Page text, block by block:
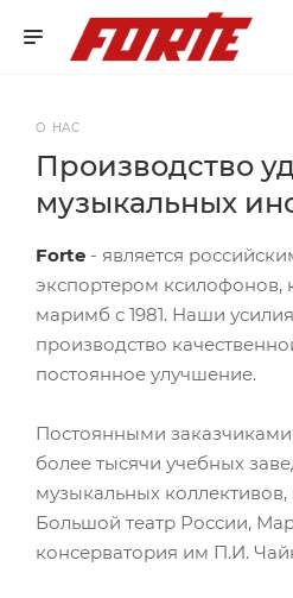
О НАС
Производство
музыкальных
Forte - является
экспортером ксилофонов,
маримб с 1981. Наши
производство
постоянное улучшение.
Постоянными
более тысячи учебных
музыкальных
Большой театр России,
консерватория им П.И.